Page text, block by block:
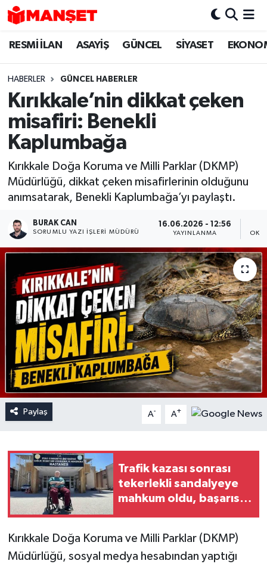
RESMİ İLAN ASAYİŞ GÜNCEL SİYASET
HABERLER GÜNCEL HABERLER
Kırıkkale’nin dikkat çeken
misafiri: Benekli
Kaplumbağa
Kırıkkale Doğa Koruma ve Milli Parklar (DKMP)
Müdürlüğü, dikkat çeken misafirlerinin olduğunu
anımsatarak, Benekli Kaplumbağa’yı paylaştı.
BURAK CAN
SORUMLU YAZI İŞLERI MÜDÜRÜ
16.06.2026 - 12:56
YAYINLANMA
Paylaş A- A+
Trafik kazası sonrası
tekerlekli sandalyeye
mahkum oldu, başarısı
Kırıkkale Doğa Koruma ve Milli Parklar (DKMP)
Müdürlüğü, sosyal medya hesabından yaptığı
Hava Durumu
Trafik Durumu
Süper Lig Puan Durumu ve Fikstür
Tüm Manşetler
Son Dakika Haberleri
Haber Arşivi